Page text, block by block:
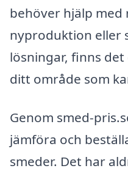
behöver hjälp med
nyproduktion eller
lösningar, finns
ditt område som
Genom smed-
jämföra och
smeder. Det har